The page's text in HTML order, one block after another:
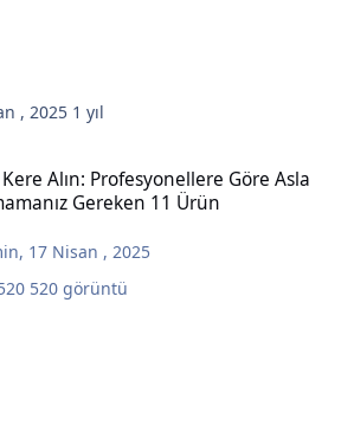
, 2025 1 yıl
Alın: Profesyonellere Göre Asla
Gereken 11 Ürün
, 17 Nisan , 2025
520 görüntü